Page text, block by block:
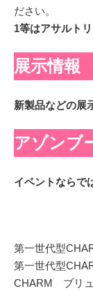
ださい。
1等はアサルト
展示情報
新製品などの展
アゾンブ
イベントならで
第一世代型
第一世代型
CHARM ブリ